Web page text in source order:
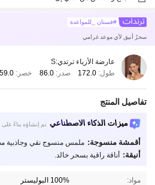
#فستان _للمواعدة
سحرٌ أنيق لأي موعد غرامي
عارضة الأزياء ترتدي:S
طول: 172.0 صدر:86.0 خصر: 59.0
تفاصيل المنتج
ميزات الذكاء الاصطناعي تم إنشاؤه بناءً على
أقمشة منسوجة: ملمس منسوج نقي وجاذبية
أنيقة: أناقة راقية بسحر خالد.
مواد: 100% البوليستر